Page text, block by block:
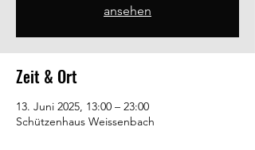
ansehen
Zeit & Ort
13. Juni 2025, 13:00 – 23:00
Schützenhaus Weissenbach